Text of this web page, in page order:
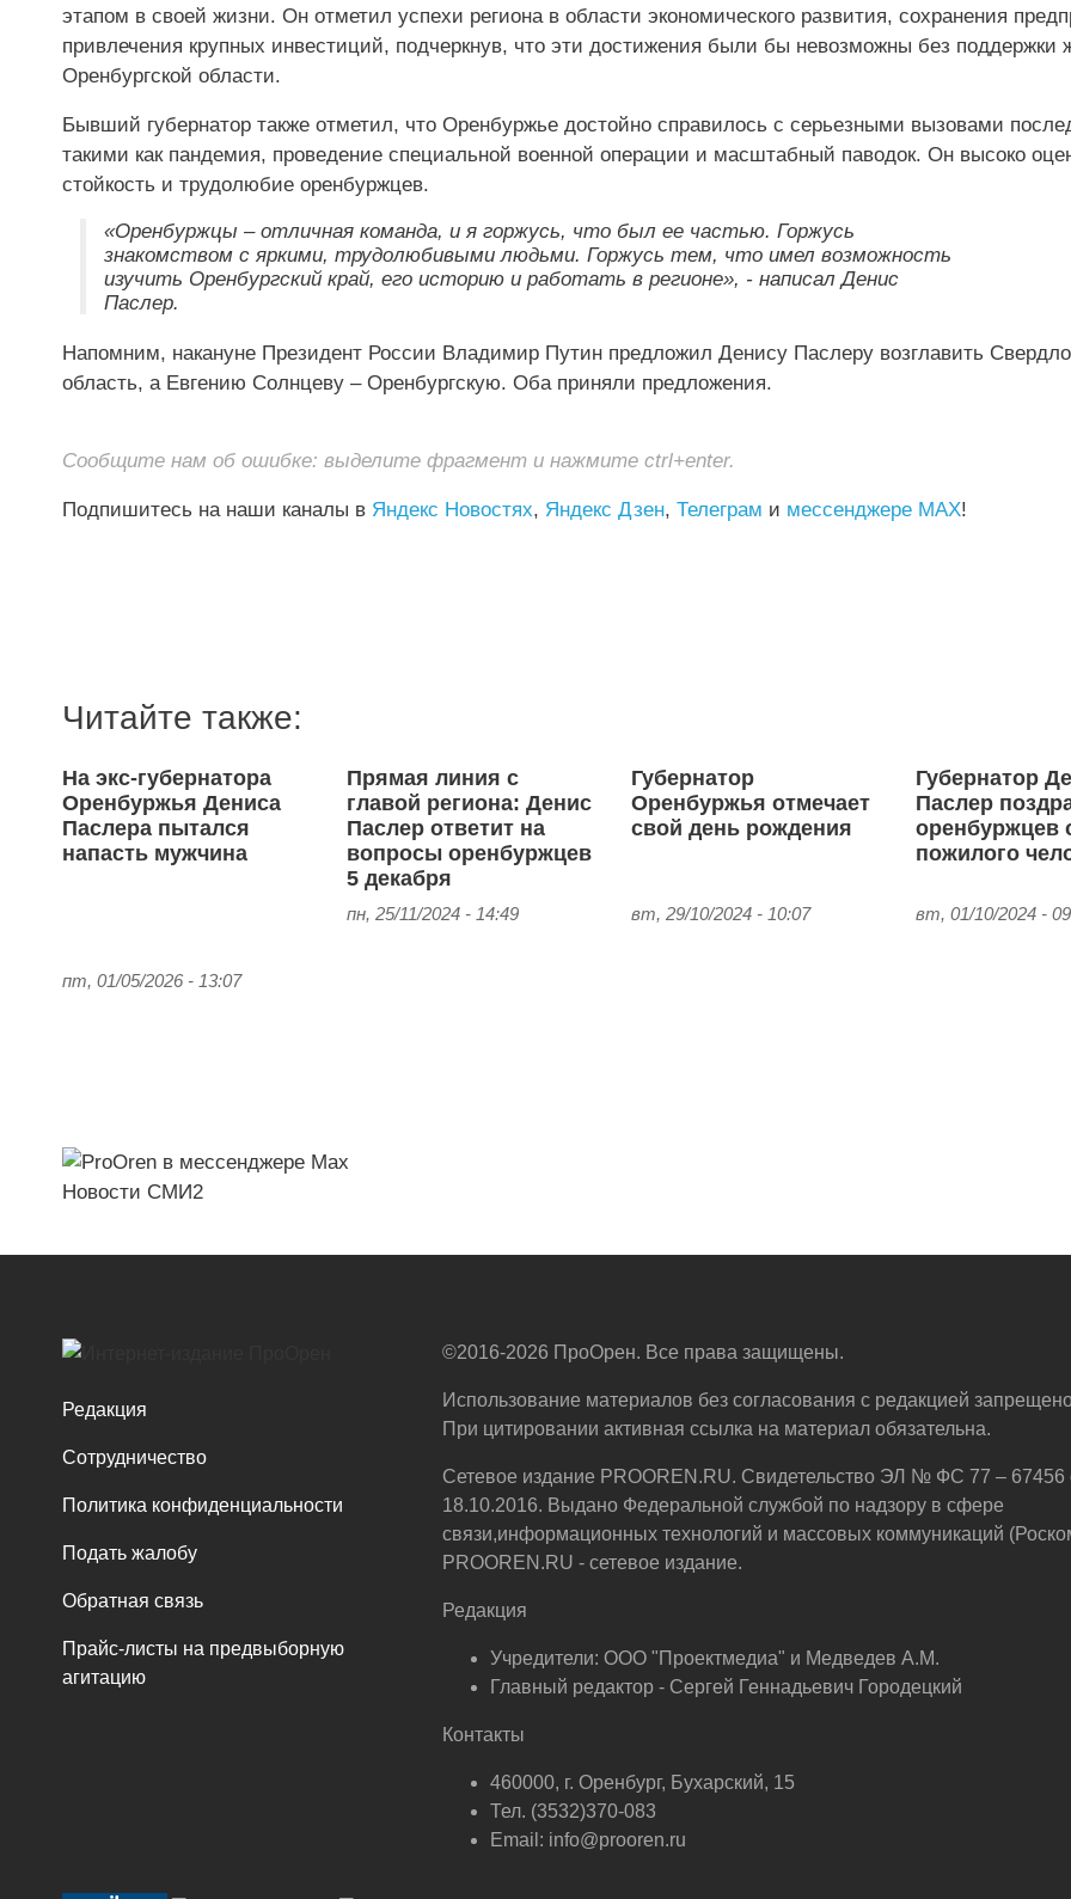
этапом в своей жизни. Он отметил успехи региона в области экономического развития, сохранения
привлечения крупных инвестиций, подчеркнув, что эти достижения были бы невозможны без поддержки
Оренбургской области.
Бывший губернатор также отметил, что Оренбуржье достойно справилось с серьезными вызовами
такими как пандемия, проведение специальной военной операции и масштабный паводок. Он высоко
стойкость и трудолюбие оренбуржцев.
«Оренбуржцы – отличная команда, и я горжусь, что был ее частью. Горжусь
знакомством с яркими, трудолюбивыми людьми. Горжусь тем, что имел возможность
изучить Оренбургский край, его историю и работать в регионе», - написал Денис
Паслер.
Напомним, накануне Президент России Владимир Путин предложил Денису Паслеру возглавить
область, а Евгению Солнцеву – Оренбургскую. Оба приняли предложения.
Сообщите нам об ошибке: выделите фрагмент и нажмите ctrl+enter.
Подпишитесь на наши каналы в Яндекс Новостях, Яндекс Дзен, Телеграм и мессенджере MAX!
Читайте также:
На экс-губернатора
Оренбуржья Дениса
Паслера пытался
напасть мужчина
пт, 01/05/2026 - 13:07
Прямая линия с
главой региона: Денис
Паслер ответит на
вопросы оренбуржцев
5 декабря
пн, 25/11/2024 - 14:49
Губернатор
Оренбуржья отмечает
свой день рождения
вт, 29/10/2024 - 10:07
Губернатор
Паслер
оренбуржцев
пожилого
вт, 01/10/2024 -
Новости СМИ2
Редакция
Сотрудничество
Политика конфиденциальности
Подать жалобу
Обратная связь
Прайс-листы на предвыборную
агитацию
©2016-2026 ПроОрен. Все права защищены.
Использование материалов без согласования с редакцией
При цитировании активная ссылка на материал обязательна.
Сетевое издание PROOREN.RU. Свидетельство ЭЛ № ФС 77 – 67456
18.10.2016. Выдано Федеральной службой по надзору в сфере
связи,информационных технологий и массовых коммуникаций
PROOREN.RU - сетевое издание.
Редакция
Учредители: ООО "Проектмедиа" и Медведев А.М.
Главный редактор - Сергей Геннадьевич Городецкий
Контакты
460000, г. Оренбург, Бухарский, 15
Тел. (3532)370-083
Email: info@prooren.ru